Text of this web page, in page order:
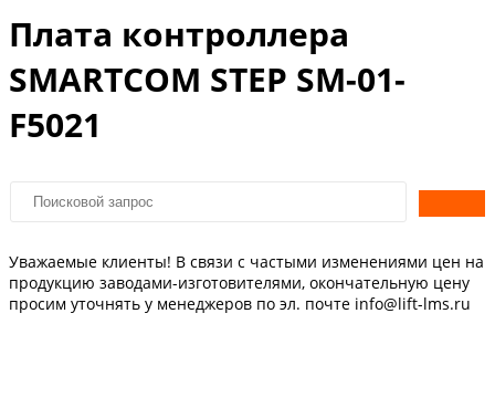
Плата контроллера
SMARTCOM STEP SM-01-
F5021
Уважаемые клиенты! В связи с частыми изменениями цен на
продукцию заводами-изготовителями, окончательную цену
просим уточнять у менеджеров по эл. почте info@lift-lms.ru